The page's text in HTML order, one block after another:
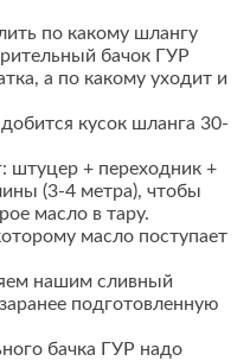
по какому шлангу
бачок ГУР
а по какому уходит и
кусок шланга 30-
штуцер + переходник +
(3-4 метра), чтобы
масло в тару.
масло поступает
нашим сливный
подготовленную
бачка ГУР надо